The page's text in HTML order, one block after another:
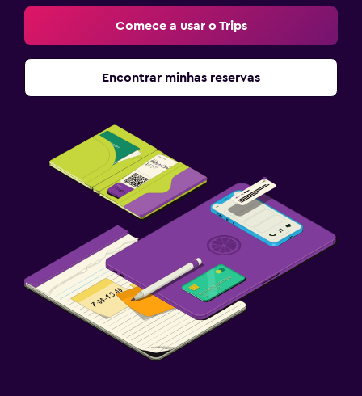
Fax/fotocopiadora
Escrivaninha
Serviços e conveniências
Check-in/check-out privado
Para famílias
Buffet com opções para crianças
Piscina
Piscina ao ar livre
Toalhas para piscina
Comece a usar o Trips
Encontrar minhas reservas